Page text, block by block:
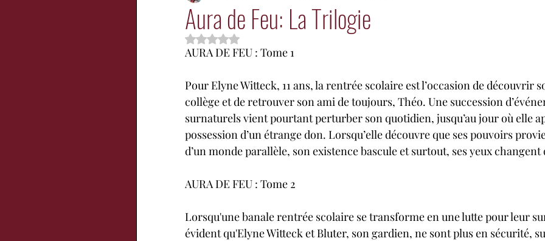
Enfants Jeunesse
Aura de Feu: La Trilogie
Noté NaN étoiles sur 5.
AURA DE FEU : Tome 1
Pour Elyne Witteck, 11 ans, la rentrée scolaire est l’occasion de découvrir
collège et de retrouver son ami de toujours, Théo. Une succession
surnaturels vient pourtant perturber son quotidien, jusqu’au jour où elle
possession d’un étrange don. Lorsqu’elle découvre que ses pouvoirs
d’un monde parallèle, son existence bascule et surtout, ses yeux changent
AURA DE FEU : Tome 2
Lorsqu'une banale rentrée scolaire se transforme en une lutte pour leur
évident qu'Elyne Witteck et Bluter, son gardien, ne sont plus en sécurité,